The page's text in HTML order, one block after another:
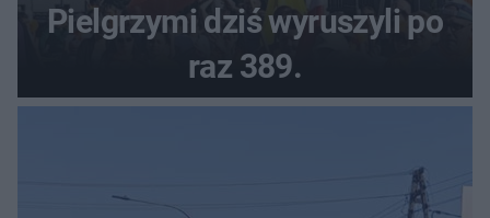
Pielgrzymi dziś wyruszyli po
raz 389.